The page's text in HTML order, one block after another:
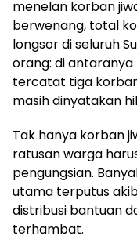
menelan korban
berwenang, total
longsor di seluruh
orang: di antaranya
tercatat tiga
masih dinyatakan
Tak hanya korban
ratusan warga
pengungsian.
utama terputus
distribusi bantuan
terhambat.